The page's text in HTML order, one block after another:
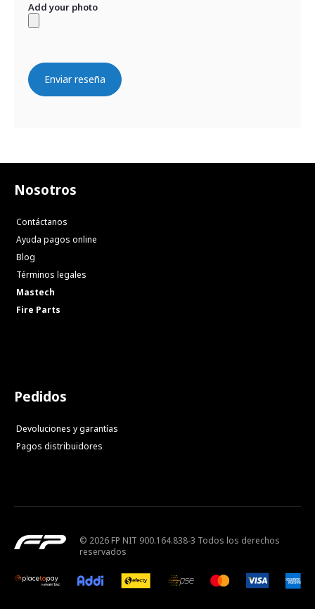
Add your photo
Enviar reseña
Nosotros
Contáctanos
Ayuda pagos online
Blog
Términos legales
Mastech
Fire Parts
Pedidos
Devoluciones y garantías
Pagos distribuidores
© 2026 FP NIT 900.164.838-3 Todos los derechos
reservados